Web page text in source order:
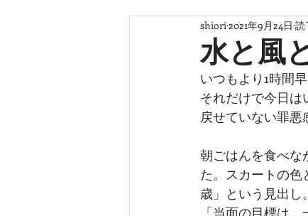
水と風
shiori 2021年9月24日 読
いつもより1時間
それだけで今日
戻せていない罪悪
朝ごはんを食べな
た。スカートの色
歳」という見出し
「当面の目標は